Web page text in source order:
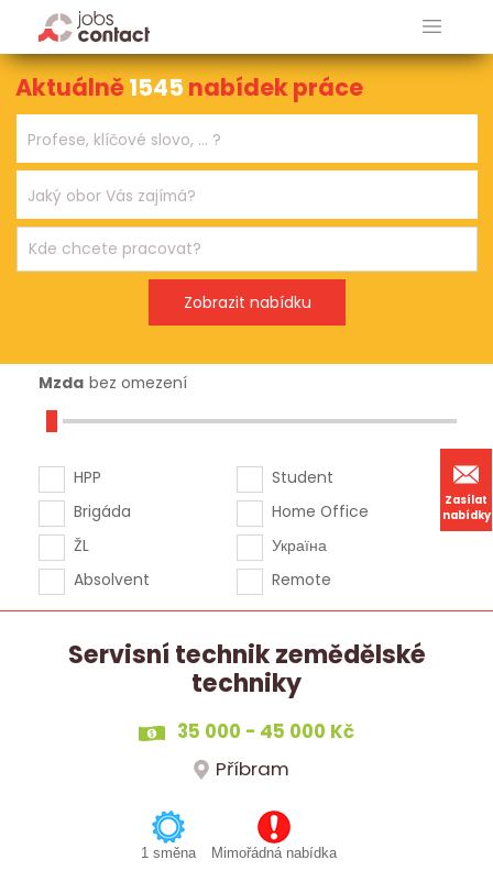
Zasílat
nabídky
Aktuálně1545 nabídek práce
Mzda bez omezení
HPP
Brigáda
ŽL
Absolvent
Student
Home Office
Україна
Remote
Servisní technik zemědělské
techniky
35 000 - 45 000 Kč
Příbram
1 směna Mimořádná nabídka